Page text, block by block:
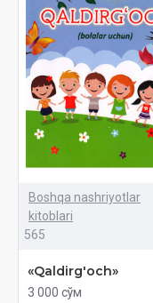
Boshqa nashriyotlar
kitoblari
565
«Qaldirg'och»
3 000 сўм